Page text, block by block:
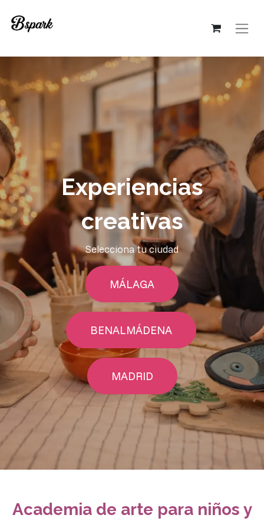
Experiencias
creativas
Selecciona tu ciudad
MÁLAGA
BENALMÁDENA
MADRID
Academia de arte para niños y